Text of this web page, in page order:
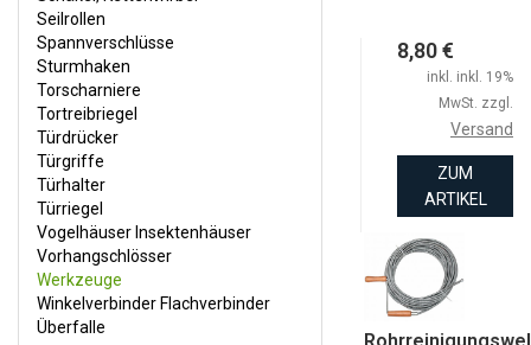
TORSCHARNIERE
TÜRDRÜCKER
TÜRGRIFFE
TÜRRIEGEL
VOGELHÄUSER INSEKTENHÄUSER
VORHANGSCHLÖSSER
WERKZEUGE
Seilrollen
Spannverschlüsse
Sturmhaken
Torscharniere
Tortreibriegel
Türdrücker
Türgriffe
Türhalter
Türriegel
Vogelhäuser Insektenhäuser
Vorhangschlösser
Werkzeuge
Winkelverbinder Flachverbinder
Überfalle
8,80 €
inkl. inkl. 19%
MwSt. zzgl.
Versand
ZUM
ARTIKEL